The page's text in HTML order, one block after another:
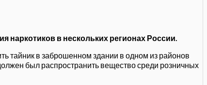
наркотиков в нескольких регионах России.
тайник в заброшенном здании в одном из районов
был распространить вещество среди розничных